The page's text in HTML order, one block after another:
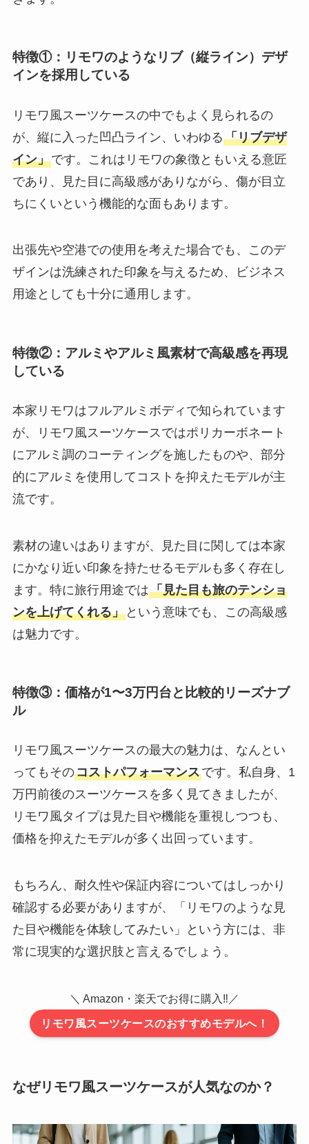
特徴①：リモワのようなリブ（縦ライン）デザ
インを採用している
リモワ風スーツケースの中でもよく見られるの
が、縦に入った凹凸ライン、いわゆる「リブデザ
イン」です。これはリモワの象徴ともいえる意匠
であり、見た目に高級感がありながら、傷が目立
ちにくいという機能的な面もあります。
出張先や空港での使用を考えた場合でも、このデ
ザインは洗練された印象を与えるため、ビジネス
用途としても十分に通用します。
特徴②：アルミやアルミ風素材で高級感を再現
している
本家リモワはフルアルミボディで知られています
が、リモワ風スーツケースではポリカーボネート
にアルミ調のコーティングを施したものや、部分
的にアルミを使用してコストを抑えたモデルが主
流です。
素材の違いはありますが、見た目に関しては本家
にかなり近い印象を持たせるモデルも多く存在し
ます。特に旅行用途では「見た目も旅のテンショ
ンを上げてくれる」という意味でも、この高級感
は魅力です。
特徴③：価格が1〜3万円台と比較的リーズナブ
ル
リモワ風スーツケースの最大の魅力は、なんとい
ってもそのコストパフォーマンスです。私自身、1
万円前後のスーツケースを多く見てきましたが、
リモワ風タイプは見た目や機能を重視しつつも、
価格を抑えたモデルが多く出回っています。
もちろん、耐久性や保証内容についてはしっかり
確認する必要がありますが、「リモワのような見
た目や機能を体験してみたい」という方には、非
常に現実的な選択肢と言えるでしょう。
＼ Amazon・楽天でお得に購入‼／
リモワ風スーツケースのおすすめモデルへ！
なぜリモワ風スーツケースが人気なのか？